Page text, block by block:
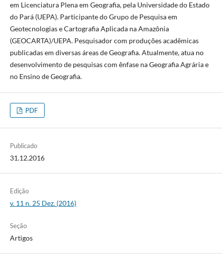
em Licenciatura Plena em Geografia, pela Universidade do Estado
do Pará (UEPA). Participante do Grupo de Pesquisa em
Geotecnologias e Cartografia Aplicada na Amazônia
(GEOCARTA)/UEPA. Pesquisador com produções acadêmicas
publicadas em diversas áreas de Geografia. Atualmente, atua no
desenvolvimento de pesquisas com ênfase na Geografia Agrária e
no Ensino de Geografia.
PDF
Publicado
31.12.2016
Edição
v. 11 n. 25 Dez. (2016)
Seção
Artigos